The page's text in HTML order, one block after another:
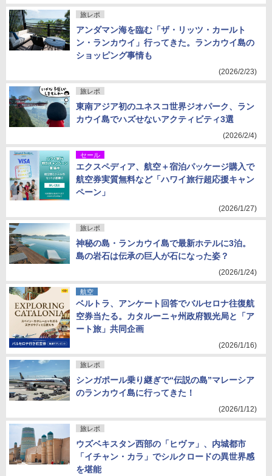
旅レポ
アンダマン海を臨む「ザ・リッツ・カールト
ン・ランカウイ」行ってきた。ランカウイ島の
ショッピング事情も
(2026/2/23)
旅レポ
東南アジア初のユネスコ世界ジオパーク、ラン
カウイ島でハズせないアクティビティ3選
(2026/2/4)
セール
エクスペディア、航空＋宿泊パッケージ購入で
航空券実質無料など「ハワイ旅行超応援キャン
ペーン」
(2026/1/27)
旅レポ
神秘の島・ランカウイ島で最新ホテルに3泊。
島の岩石は伝承の巨人が石になった姿？
(2026/1/24)
航空
ベルトラ、アンケート回答でバルセロナ往復航
空券当たる。カタルーニャ州政府観光局と「ア
ート旅」共同企画
(2026/1/16)
旅レポ
シンガポール乗り継ぎで“伝説の島”マレーシア
のランカウイ島に行ってきた！
(2026/1/12)
旅レポ
ウズベキスタン西部の「ヒヴァ」、内城都市
「イチャン・カラ」でシルクロードの異世界感
を堪能